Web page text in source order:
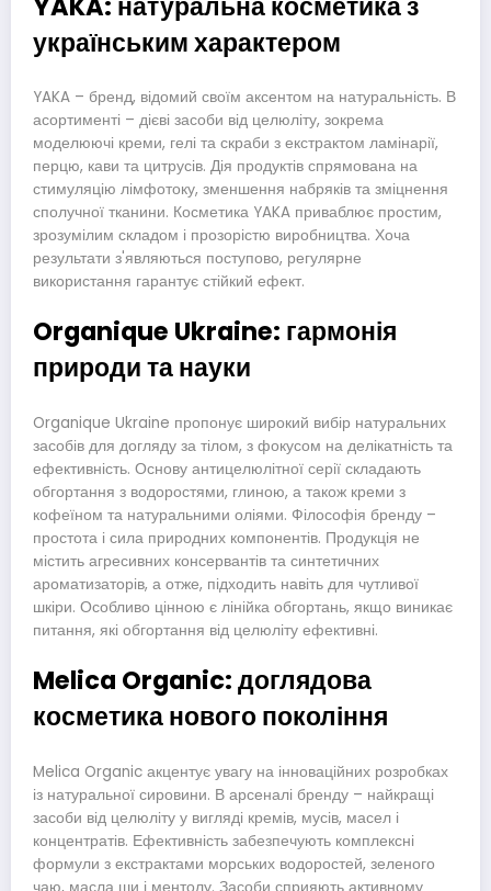
українським характером
YAKA – бренд, відомий своїм аксентом на натуральність. В
асортименті – дієві засоби від целюліту, зокрема
моделюючі креми, гелі та скраби з екстрактом ламінарії,
перцю, кави та цитрусів. Дія продуктів спрямована на
стимуляцію лімфотоку, зменшення набряків та зміцнення
сполучної тканини. Косметика YAKA приваблює простим,
зрозумілим складом і прозорістю виробництва. Хоча
результати з'являються поступово, регулярне
використання гарантує стійкий ефект.
Organique Ukraine: гармонія
природи та науки
Organique Ukraine пропонує широкий вибір натуральних
засобів для догляду за тілом, з фокусом на делікатність та
ефективність. Основу антицелюлітної серії складають
обгортання з водоростями, глиною, а також креми з
кофеїном та натуральними оліями. Філософія бренду –
простота і сила природних компонентів. Продукція не
містить агресивних консервантів та синтетичних
ароматизаторів, а отже, підходить навіть для чутливої
шкіри. Особливо цінною є лінійка обгортань, якщо виникає
питання, які обгортання від целюліту ефективні.
Melica Organic: доглядова
косметика нового покоління
Melica Organic акцентує увагу на інноваційних розробках
із натуральної сировини. В арсеналі бренду – найкращі
засоби від целюліту у вигляді кремів, мусів, масел і
концентратів. Ефективність забезпечують комплексні
формули з екстрактами морських водоростей, зеленого
чаю, масла ши і ментолу. Засоби сприяють активному